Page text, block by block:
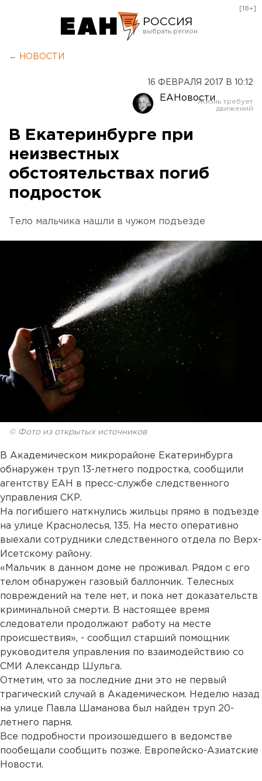
РОССИЯ
Оренбург
[18+]
← НОВОСТИ
16 ФЕВРАЛЯ 2017 В 10:12
ЕАНовости
В Екатеринбурге при
неизвестных
обстоятельствах погиб
подросток
Тело мальчика нашли в чужом подъезде
© Фото из открытых источников
В Академическом микрорайоне Екатеринбурга
обнаружен труп 13-летнего подростка, сообщили
агентству ЕАН в пресс-службе следственного
управления СКР.
На погибшего наткнулись жильцы прямо в подъезде
на улице Краснолесья, 135. На место оперативно
выехали сотрудники следственного отдела по Верх-
Исетскому району.
«Мальчик в данном доме не проживал. Рядом с его
телом обнаружен газовый баллончик. Телесных
повреждений на теле нет, и пока нет доказательств
криминальной смерти. В настоящее время
следователи продолжают работу на месте
происшествия», - сообщил старший помощник
руководителя управления по взаимодействию со
СМИ Александр Шульга.
Отметим, что за последние дни это не первый
трагический случай в Академическом. Неделю назад
на улице Павла Шаманова был найден труп 20-
летнего парня.
Все подробности произошедшего в ведомстве
пообещали сообщить позже. Европейско-Азиатские
Новости.